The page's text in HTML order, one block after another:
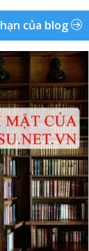
của blog